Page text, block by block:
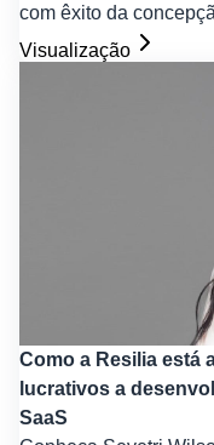
com êxito da
Visualização
Como a Resilia está
lucrativos a
SaaS